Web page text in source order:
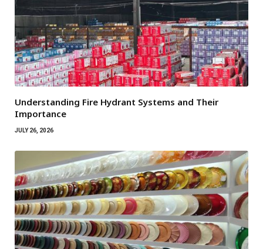
Understanding Fire Hydrant Systems and Their
Importance
JULY 26, 2026